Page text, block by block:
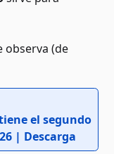
observa (de
el segundo
| Descarga